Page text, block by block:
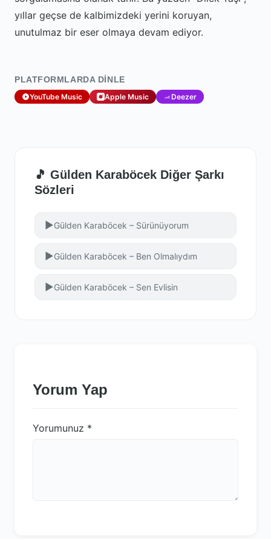
yıllar geçse de kalbimizdeki yerini koruyan,
unutulmaz bir eser olmaya devam ediyor.
PLATFORMLARDA DINLE
YouTube Music Apple Music Deezer
🎵 Gülden Karaböcek Diğer Şarkı
Sözleri
▶Gülden Karaböcek – Sürünüyorum
▶Gülden Karaböcek – Ben Olmalıydım
▶Gülden Karaböcek – Sen Evlisin
Yorum Yap
Yorumunuz *